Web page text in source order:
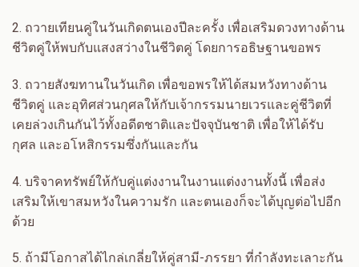
2. ถวายเทียนคู่ในวันเกิดตนเองปีละครั้ง เพื่อเสริมดวงทางด้าน
ชีวิตคู่ให้พบกับแสงสว่างในชีวิตคู่ โดยการอธิษฐานขอพร
3. ถวายสังฆทานในวันเกิด เพื่อขอพรให้ได้สมหวังทางด้าน
ชีวิตคู่ และอุทิศส่วนกุศลให้กับเจ้ากรรมนายเวรและคู่ชีวิตที่
เคยล่วงเกินกันไว้ทั้งอดีตชาติและปัจจุบันชาติ เพื่อให้ได้รับ
กุศล และอโหสิกรรมซึ่งกันและกัน
4. บริจาคทรัพย์ให้กับคู่แต่งงานในงานแต่งงานทั้งนี้ เพื่อส่ง
เสริมให้เขาสมหวังในความรัก และตนเองก็จะได้บุญต่อไปอีก
ด้วย
5. ถ้ามีโอกาสได้ไกล่เกลี่ยให้คู่สามี-ภรรยา ที่กำลังทะเลาะกัน